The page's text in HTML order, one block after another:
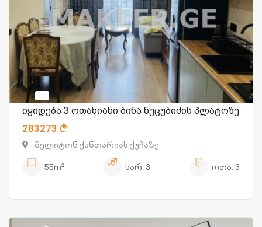
იყიდება 3 ოთახიანი ბინა ნუცუბიძის პლატოზე
283273
მელიტონ ქანთარიას ქუჩაზე
55m²
სარ. 3 ოთა. 3